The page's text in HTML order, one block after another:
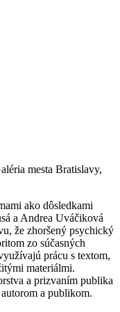
mesta Bratislavy,
ako dôsledkami
a Andrea Uváčiková
že zhoršený psychický
zo súčasných
prácu s textom,
materiálmi.
a prizvaním publika
a publikom.